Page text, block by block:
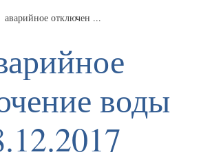
аварийное отключен ...
воды